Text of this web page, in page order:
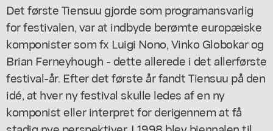
Det første Tiensuu gjorde som programansvarlig
for festivalen, var at indbyde berømte europæiske
komponister som fx Luigi Nono, Vinko Globokar og
Brian Ferneyhough - dette allerede i det allerførste
festival-år. Efter det første år fandt Tiensuu på den
idé, at hver ny festival skulle ledes af en ny
komponist eller interpret for derigennem at få